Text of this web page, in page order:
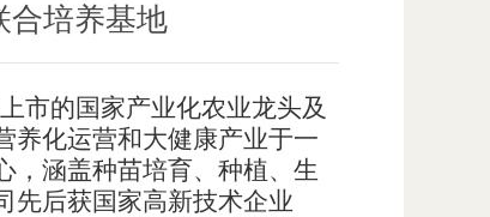
合培养基地
市的国家产业化农业龙头及
养化运营和大健康产业于一
，涵盖种苗培育、种植、生
先后获国家高新技术企业